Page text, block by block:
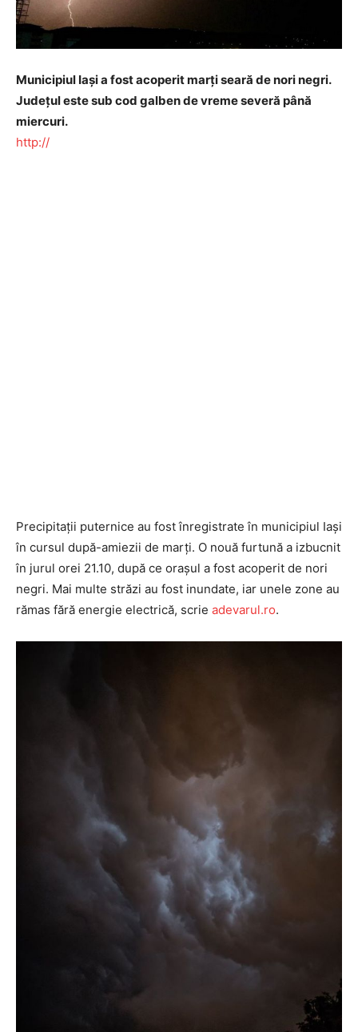
Municipiul Iaşi a fost acoperit marţi seară de nori negri.
Judeţul este sub cod galben de vreme severă până
miercuri.
http://
Precipitaţii puternice au fost înregistrate în municipiul Iaşi
în cursul după-amiezii de marţi. O nouă furtună a izbucnit
în jurul orei 21.10, după ce oraşul a fost acoperit de nori
negri. Mai multe străzi au fost inundate, iar unele zone au
rămas fără energie electrică, scrie adevarul.ro.